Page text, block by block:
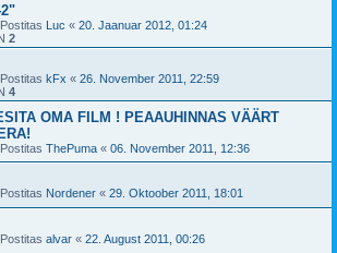
Luc « 20. Jaanuar 2012, 01:24
2
kFx « 26. November 2011, 22:59
4
OMA FILM ! PEAAUHINNAS VÄÄRT
ThePuma « 06. November 2011, 12:36
Nordener « 29. Oktoober 2011, 18:01
alvar « 22. August 2011, 00:26